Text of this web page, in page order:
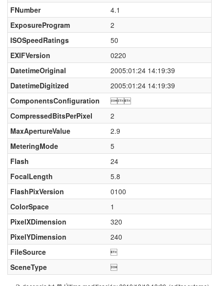
FNumber
4.1
ExposureProgram
2
ISOSpeedRatings
50
EXIFVersion
0220
DatetimeOriginal
2005:01:24 14:19:39
DatetimeDigitized
2005:01:24 14:19:39
ComponentsConfiguration

CompressedBitsPerPixel
2
MaxApertureValue
2.9
MeteringMode
5
Flash
24
FocalLength
5.8
FlashPixVersion
0100
ColorSpace
1
PixelXDimension
320
PixelYDimension
240
FileSource

SceneType
